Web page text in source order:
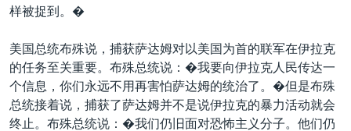
重要讲话与声明
台海两岸关系
南中国海争端
关注西藏
关注新疆
其他语言网站
样被捉到。�
美国总统布殊说，捕获萨达姆对以美国为首的联军在伊拉克
的任务至关重要。布殊总统说：�我要向伊拉克人民传达一
个信息，你们永远不用再害怕萨达姆的统治了。�但是布殊
总统接着说，捕获了萨达姆并不是说伊拉克的暴力活动就会
终止。布殊总统说：�我们仍旧面对恐怖主义分子。他们仍